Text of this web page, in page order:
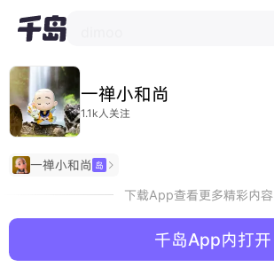
一禅小和尚
1.1k人关注
一禅小和尚 岛 
下载App查看更多精彩内容
千岛App内打开